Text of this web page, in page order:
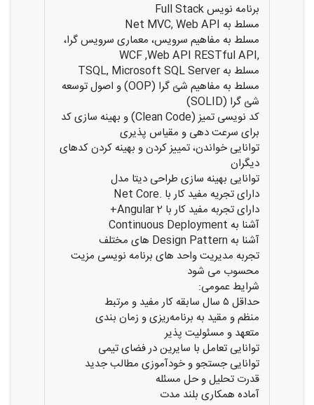
برنامه نویس Full Stack
مسلط به Net MVC, Web API
مسلط به مفاهیم سرویس، معماری سرویس گرا،
,WCF ,Web API RESTful API
مسلط به TSQL, Microsoft SQL Server
مسلط به مفاهیم شئ گرا (OOP) و اصول توسعه
شئ گرا (SOLID)
کد نویسی تمیز (Clean Code) و بهینه سازی کد
برای سرعت دهی و مقیاس پذیری
توانایی خواندن، تمییز کردن و بهینه کردن کدهای
دیگران
توانایی بهینه سازی طراحی دیتا مدل
دارای تجریه مفید کار با .Net Core
دارای تجربه مفید کار با Angular 2+
آشنا به Continuous Deployment
آشنا به Design Pattern های مختلف
تجربه مدیریت واحد های برنامه نویسی مزیت
محسوب می شود
شرایط عمومی:
حداقل ۵ سال سابقه کار مفید و مرتبط
منظم و مقید به برنامه‌ریزی و زمان بندی
متعهد و مسئولیت پذیر
توانایی تعامل با سایرین در فضای تیمی
توانایی جستجو و خودآموزی مطالب جدید
قدرت تحلیل و حل مسئله
آماده همکاری بلند مدت